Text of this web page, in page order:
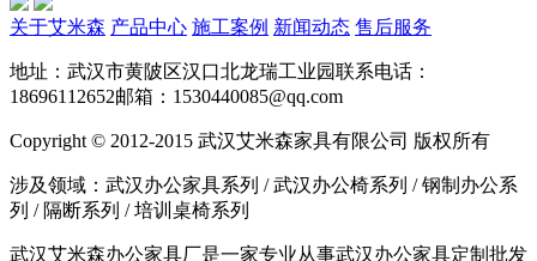
关于艾米森 产品中心 施工案例 新闻动态 售后服务
地址：武汉市黄陂区汉口北龙瑞工业园联系电话：
18696112652邮箱：1530440085@qq.com
Copyright © 2012-2015 武汉艾米森家具有限公司 版权所有
涉及领域：武汉办公家具系列 / 武汉办公椅系列 / 钢制办公系
列 / 隔断系列 / 培训桌椅系列
武汉艾米森办公家具厂是一家专业从事武汉办公家具定制批发